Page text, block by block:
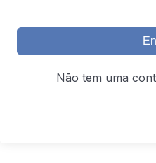
Não tem uma